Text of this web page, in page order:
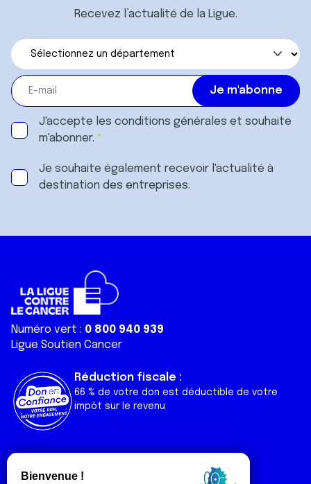
Recevez l’actualité de la Ligue.
J'accepte les conditions générales et souhaite
m'abonner.
Je souhaite également recevoir l'actualité à
destination des entreprises.
Numéro vert : 0 800 940 939
Ligue Soutien Cancer
Réduction fiscale :
66 % de votre don est déductible de votre
impôt sur le revenu
Liens utiles
Nos actualités